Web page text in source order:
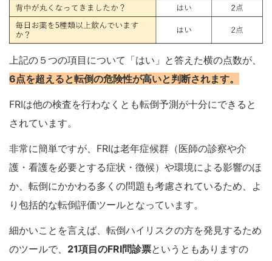
上記の５つの項目について「はい」と答えた横の点数が、
6点を超えると転倒の危険性が高いと判断されます。
FRIは他の検査を行わなくとも転倒予測が十分にできると
されています。
非常に簡単ですが、FRIは老年症候群（医師の診察や介
護・看護を必要とする症状・徴候）や環境による影響のほ
か、転倒にかかわる多くの問題も考慮されているため、よ
り包括的な転倒評価ツールとなっています。
細かいことを言えば、転倒ハイリスクの方を発見するため
のツールで、 21項目のFRI問診票というともありますの